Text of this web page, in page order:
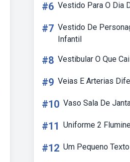
#6 Vestido Para O Dia
#7 Vestido De
Infantil
#8 Vestibular O Que Cai
#9 Veias E Arterias
#10 Vaso Sala De
#11 Uniforme 2
#12 Um Pequeno